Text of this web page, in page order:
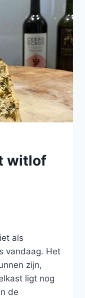
witlof
als
vandaag. Het
zijn,
ligt nog
de